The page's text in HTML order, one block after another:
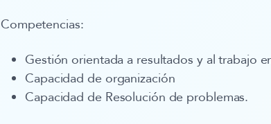
Competencias:
Gestión orientada a resultados y al trabajo
Capacidad de organización
Capacidad de Resolución de problemas.